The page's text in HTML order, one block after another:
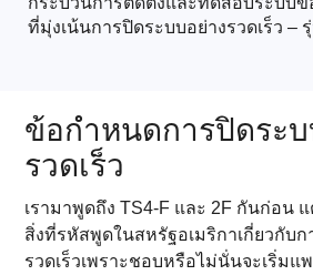
ที่มุ่งเน้นการปิดระบบอย่างรวดเร็ว –
ข้อกําหนดการปิดระบ
รวดเร็ว
เรามาพูดถึง TS4-F และ 2F กันก่อน
สิ่งที่รหัสพูดในสหรัฐอเมริกาเกี่ยวกับก
รวดเร็วเพราะชอบหรือไม่นั่นจะเริ่มแ